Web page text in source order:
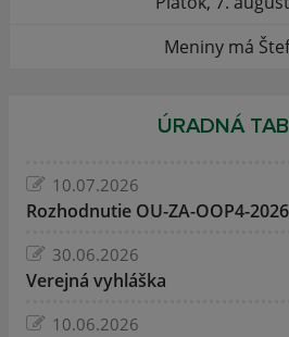
Meniny má
ÚRADNÁ
10.07.2026
Rozhodnutie OU-ZA-OOP4-
30.06.2026
Verejná vyhláška
10.06.2026